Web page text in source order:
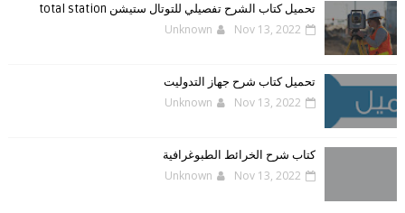
تحميل كتاب الشرح تفصيلي للتوتال ستيشن total station
Unknown Nov 13, 2022
تحميل كتاب شرح جهاز التدوليت
Unknown Nov 13, 2022
كتاب شرح الخرائط الطبوغرافية
Unknown Nov 13, 2022